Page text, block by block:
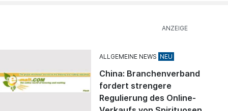
ALLGEMEINE NEWS
China: Branchenverband
fordert strengere
Regulierung des Online-